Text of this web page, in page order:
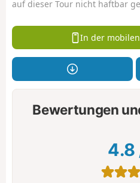
auf dieser Tour nicht haftbar
In der
Bewertungen
4.8